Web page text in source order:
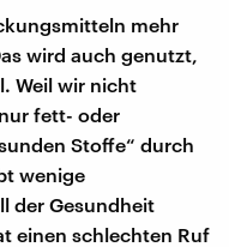
mehr
wird auch genutzt,
Weil wir nicht
fett- oder
Stoffe“ durch
wenige
der Gesundheit
einen schlechten Ruf